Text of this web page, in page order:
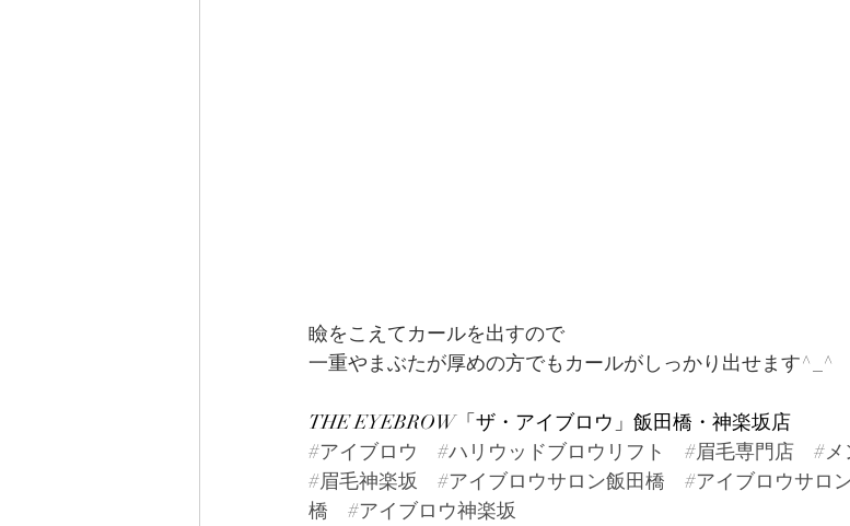
瞼をこえてカールを出すので
一重やまぶたが厚めの方でもカールがしっかり出せます^_^
THE EYEBROW「ザ・アイブロウ」飯田橋・神楽坂店
#アイブロウ
#ハリウッドブロウリフト #眉毛専門店 #メ
#眉毛神楽坂
#アイブロウサロン飯田橋 #アイブロウサロ
橋
#アイブロウ神楽坂